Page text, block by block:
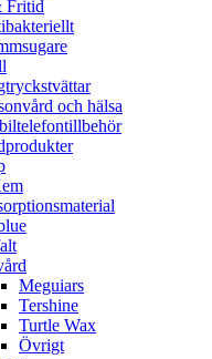
Fritid
och hälsa
Meguiars
Tershine
Turtle Wax
Övrigt